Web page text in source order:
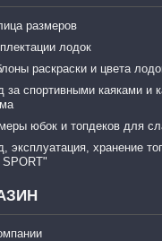
размеров
лодок
раскраски и цвета
за спортивными каяками и
юбок и топдеков для
эксплуатация, хранение